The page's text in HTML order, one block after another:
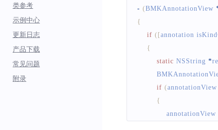
类参考
示例中心
更新日志
产品下载
常见问题
附录
- (BMKAnnotationView
{
if ( [annotation
{
static NSString *
if (
{
            annotationView